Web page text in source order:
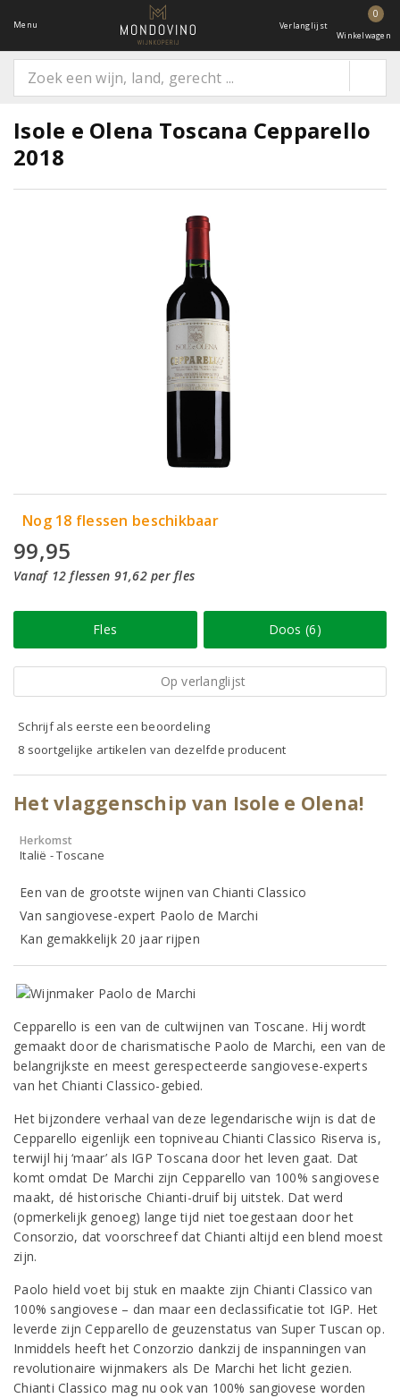
Menu Verlanglijst
0
Winkelwagen
Isole e Olena Toscana Cepparello
2018
Nog 18 flessen beschikbaar
99,95
Vanaf 12 flessen 91,62 per fles
Fles Doos (6)
Op verlanglijst
Schrijf als eerste een beoordeling
8 soortgelijke artikelen van dezelfde producent
Het vlaggenschip van Isole e Olena!
Herkomst
Italië - Toscane
Een van de grootste wijnen van Chianti Classico
Van sangiovese-expert Paolo de Marchi
Kan gemakkelijk 20 jaar rijpen
Cepparello is een van de cultwijnen van Toscane. Hij wordt
gemaakt door de charismatische Paolo de Marchi, een van de
belangrijkste en meest gerespecteerde sangiovese-experts
van het Chianti Classico-gebied.
Het bijzondere verhaal van deze legendarische wijn is dat de
Cepparello eigenlijk een topniveau Chianti Classico Riserva is,
terwijl hij ‘maar’ als IGP Toscana door het leven gaat. Dat
komt omdat De Marchi zijn Cepparello van 100% sangiovese
maakt, dé historische Chianti-druif bij uitstek. Dat werd
(opmerkelijk genoeg) lange tijd niet toegestaan door het
Consorzio, dat voorschreef dat Chianti altijd een blend moest
zijn.
Paolo hield voet bij stuk en maakte zijn Chianti Classico van
100% sangiovese – dan maar een declassificatie tot IGP. Het
leverde zijn Cepparello de geuzenstatus van Super Tuscan op.
Inmiddels heeft het Conzorzio dankzij de inspanningen van
revolutionaire wijnmakers als De Marchi het licht gezien.
Chianti Classico mag nu ook van 100% sangiovese worden